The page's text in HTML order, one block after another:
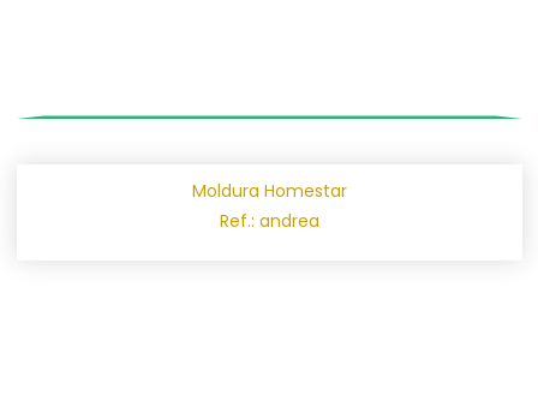
Moldura Homestar
Ref.: andrea